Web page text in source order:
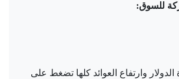
للسوق:
وارتفاع العوائد كلها تضغط على